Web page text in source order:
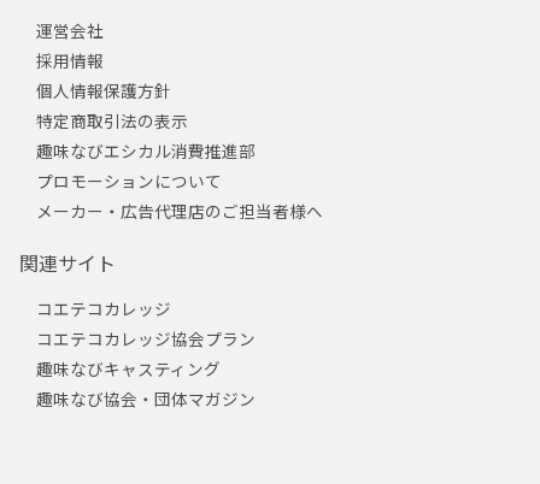
運営会社
採用情報
個人情報保護方針
特定商取引法の表示
趣味なびエシカル消費推進部
プロモーションについて
メーカー・広告代理店のご担当者様へ
関連サイト
コエテコカレッジ
コエテコカレッジ協会プラン
趣味なびキャスティング
趣味なび協会・団体マガジン